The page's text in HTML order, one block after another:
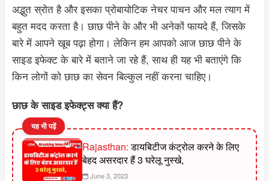
अद्भुत स्रोत है और इसका प्रोबायोटिक नेचर पाचन और मल त्याग में
बहुत मदद करता है। छाछ पीने के और भी अनेकों फायदे हैं, जिसके
बारे में आपने खूब पढ़ा होगा। लेकिन हम आपको आज छाछ पीने के
साइड इफेक्ट के बारे में बताने जा रहे हैं, साथ ही यह भी बताएंगे कि
किन लोगों को छाछ का सेवन बिल्कुल नहीं करना चाहिए।
छाछ के साइड इफेक्ट्स क्या हैं?
यह भी पढ़ें
Rajasthan:डायबिटीज कंट्रोल करने के लिए
बेहद असरदार हैं 3 घरेलू नुस्खे,
June 3, 2023